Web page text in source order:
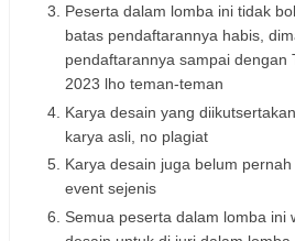
Peserta dalam lomba ini tidak
batas pendaftarannya habis,
pendaftarannya sampai dengan
2023 lho teman-teman
Karya desain yang
karya asli, no plagiat
Karya desain juga belum
event sejenis
Semua peserta dalam lomba ini